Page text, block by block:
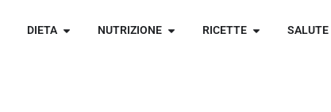
DIETA NUTRIZIONE RICETTE SALUTE